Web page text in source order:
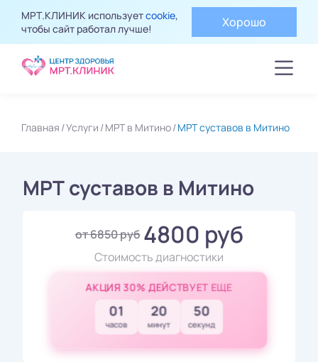
МРТ.КЛИНИК используетcookie,
чтобы сайт работал лучше!
Хорошо
Главная Услуги МРТ в Митино МРТ суставов в Митино
МРТ суставов в Митино
от 6850 руб 4800 руб
Стоимость диагностики
АКЦИЯ 30% ДЕЙСТВУЕТ ЕЩЕ
01
часов
20
минут
48
секунд